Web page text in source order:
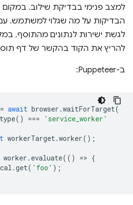
למצב פנימי בבדיקת שילוב.
הבדיקות על מה שגלוי למשתמש.
לגשת ישירות לנתונים מהתוסף.
להריץ את הקוד בהקשר של דף
ב-Puppeteer:
= await browser .waitForTarget(
type() ===
'service_worker'
workerTarget.worker();
worker . evaluate(() => {
.get( 'foo' );